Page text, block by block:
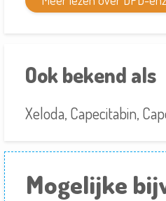
Ook bekend als
Xeloda, Capecitabin,
Mogelijke